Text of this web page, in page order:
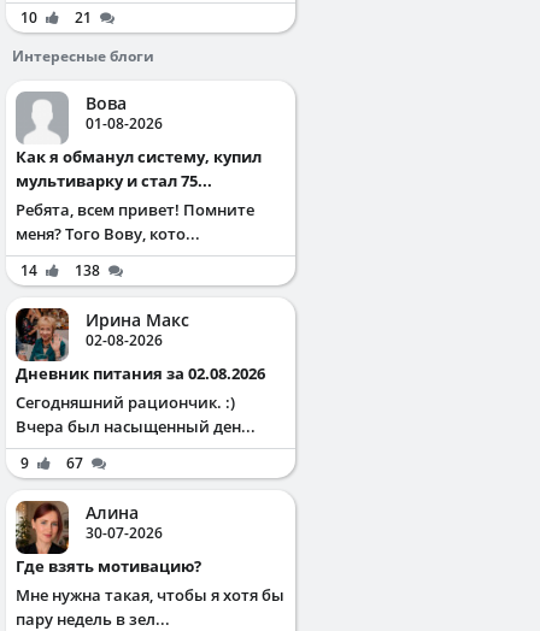
10
21
Интересные блоги
Вова
01-08-2026
Как я обманул систему, купил
мультиварку и стал 75...
Ребята, всем привет! Помните
меня? Того Вову, кото...
14 138
Ирина Макс
02-08-2026
Дневник питания за 02.08.2026
Сегодняшний рациончик. :)
Вчера был насыщенный ден...
9 67
Алина
30-07-2026
Где взять мотивацию?
Мне нужна такая, чтобы я хотя бы
пару недель в зел...